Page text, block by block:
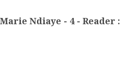
Ndiaye - 4- Reader :